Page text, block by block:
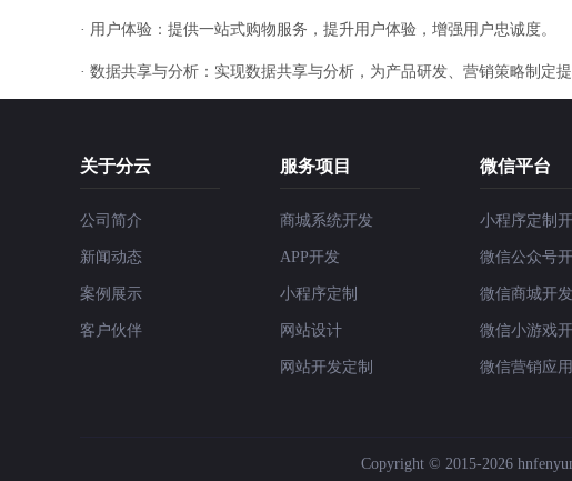
· 用户体验：提供一站式购物服务，提升用户体验，增强用户忠诚度。
· 数据共享与分析：实现数据共享与分析，为产品研发、营销策略制定提
关于分云
公司简介
新闻动态
案例展示
客户伙伴
服务项目
商城系统开发
APP开发
小程序定制
网站设计
网站开发定制
微信平台
小程序定制
微信公众号
微信商城开发
微信小游戏
微信营销应
Copyright © 2015-2026